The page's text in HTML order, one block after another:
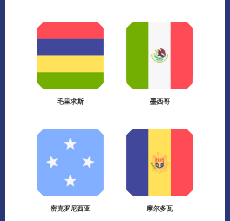
毛里求斯 墨西哥
密克罗尼西亚 摩尔多瓦